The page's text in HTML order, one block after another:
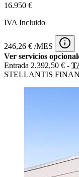
16.950 €
IVA Incluido
246,26 € /MES
Ver servicios
Entrada 2.392,50 € -
STELLANTIS